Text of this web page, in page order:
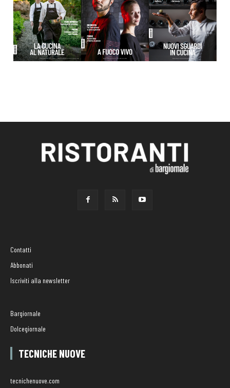
Contatti
Abbonati
Iscriviti alla newsletter
Bargiornale
Dolcegiornale
TECNICHE NUOVE
tecnichenuove.com